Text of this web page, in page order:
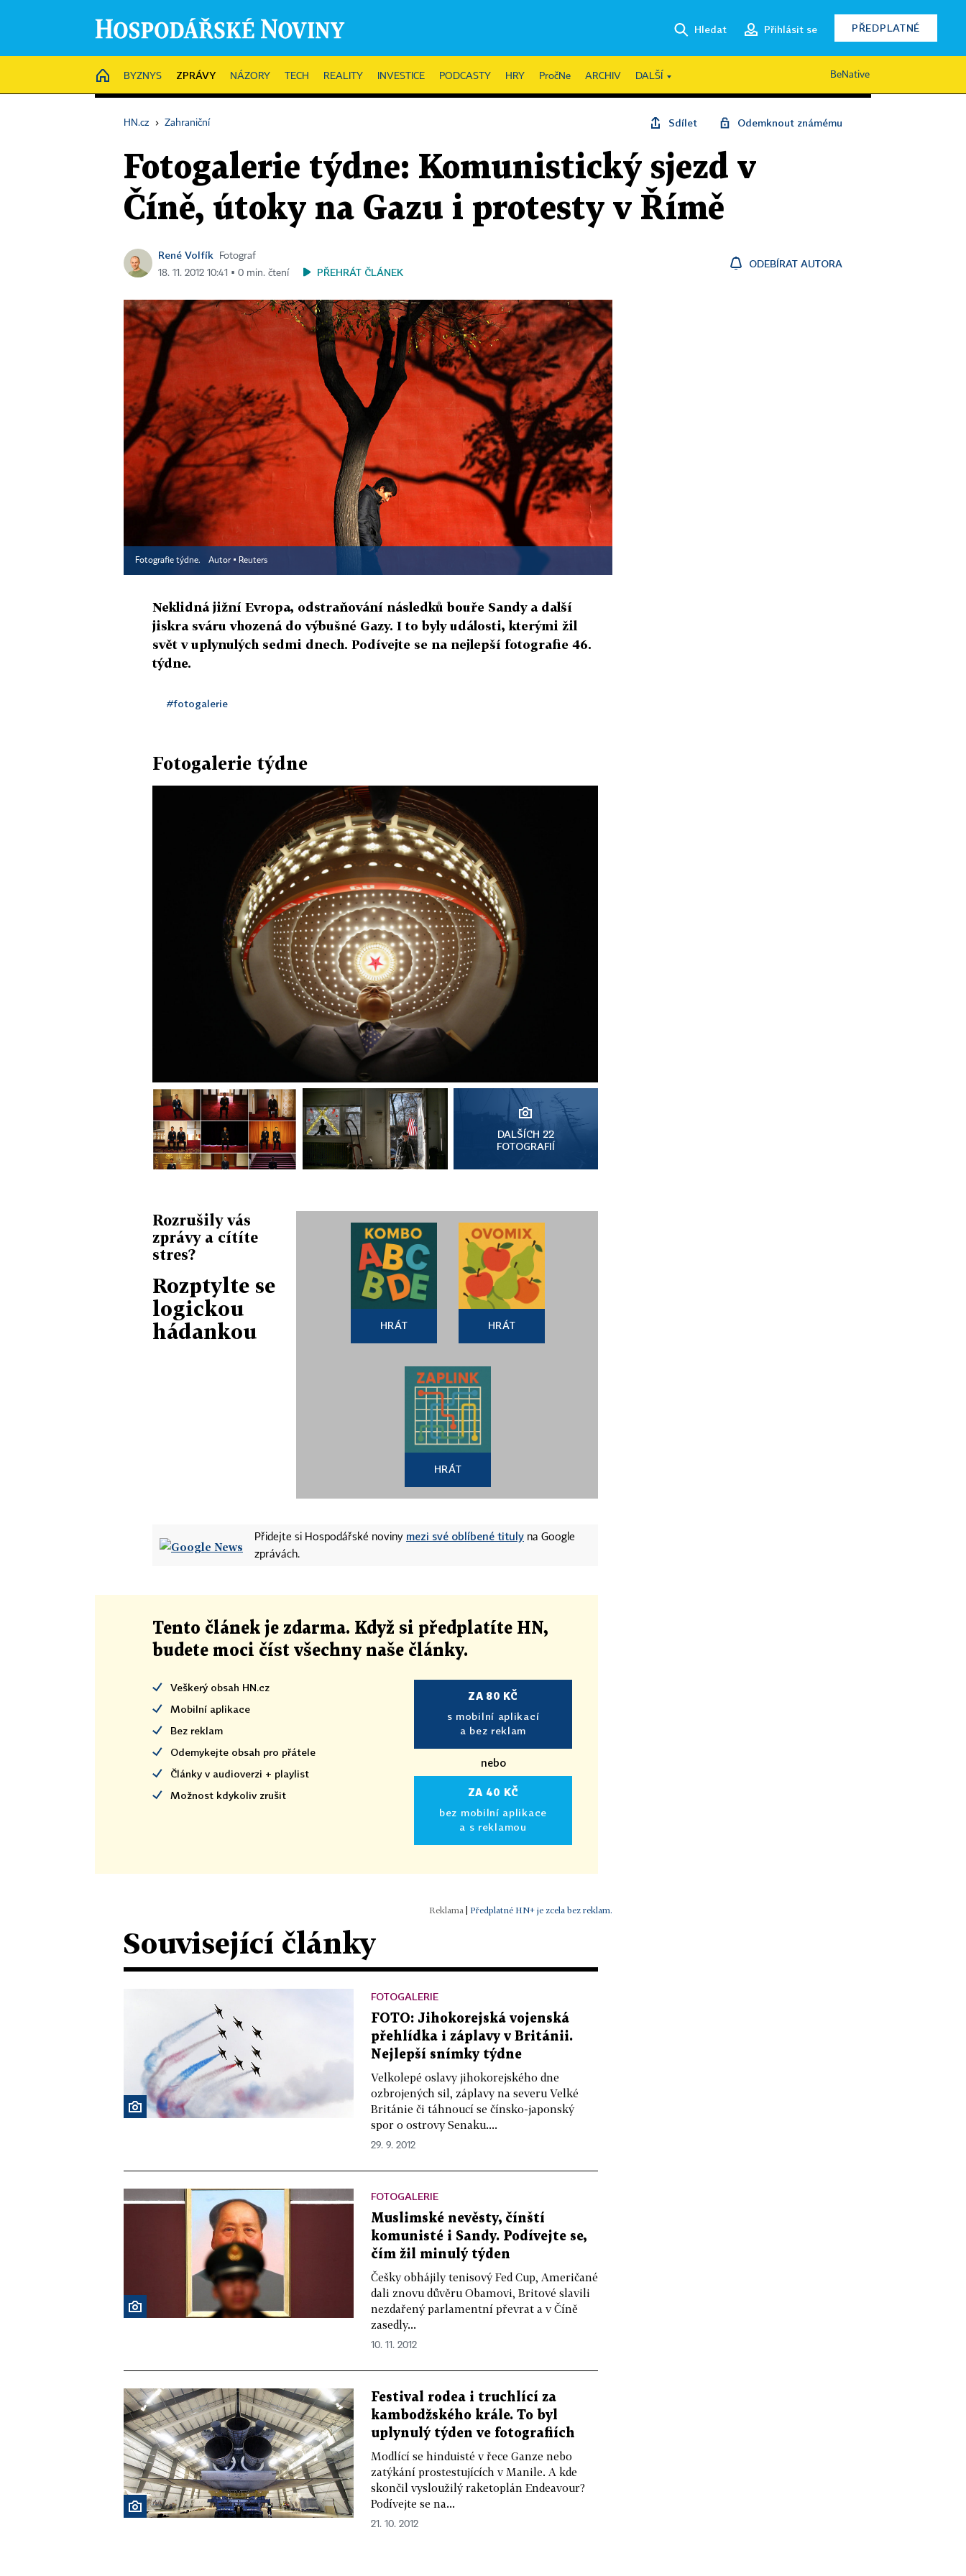
Hledat Přihlásit se PŘEDPLATNÉ
HOME
BYZNYS ZPRÁVY NÁZORY TECH REALITY INVESTICE PODCASTY HRY PročNe ARCHIV DALŠÍ BeNative
HN.cz › Zahraniční Sdílet Odemknout známému
Fotogalerie týdne: Komunistický sjezd v
Číně, útoky na Gazu i protesty v Římě
René Volfík
Fotograf
18. 11. 2012 10:41 ▪ 0 min. čtení
PŘEHRÁT ČLÁNEK
ODEBÍRAT AUTORA
Fotografie týdne. Autor ▪ Reuters
Neklidná jižní Evropa, odstraňování následků bouře Sandy a další
jiskra sváru vhozená do výbušné Gazy. I to byly události, kterými žil
svět v uplynulých sedmi dnech. Podívejte se na nejlepší fotografie 46.
týdne.
#fotogalerie
Fotogalerie týdne
DALŠÍCH 22
FOTOGRAFIÍ
Rozrušily vás
zprávy a cítíte
stres?
Rozptylte se
logickou
hádankou
HRÁT HRÁT
HRÁT
Přidejte si Hospodářské noviny mezi své oblíbené tituly na Google
zprávách.
Tento článek je zdarma. Když si předplatíte HN,
budete moci číst všechny naše články.
Veškerý obsah HN.cz
Mobilní aplikace
Bez reklam
Odemykejte obsah pro přátele
Články v audioverzi + playlist
Možnost kdykoliv zrušit
ZA 80 KČ
s mobilní aplikací
a bez reklam
nebo
ZA 40 KČ
bez mobilní aplikace
a s reklamou
| Předplatné HN+ je zcela bez reklam.
Související články
FOTOGALERIE
FOTO: Jihokorejská vojenská
přehlídka i záplavy v Británii.
Nejlepší snímky týdne
Velkolepé oslavy jihokorejského dne
ozbrojených sil, záplavy na severu Velké
Británie či táhnoucí se čínsko-japonský
spor o ostrovy Senaku....
29. 9. 2012
FOTOGALERIE
Muslimské nevěsty, čínští
komunisté i Sandy. Podívejte se,
čím žil minulý týden
Češky obhájily tenisový Fed Cup, Američané
dali znovu důvěru Obamovi, Britové slavili
nezdařený parlamentní převrat a v Číně
zasedly...
10. 11. 2012
Festival rodea i truchlící za
kambodžského krále. To byl
uplynulý týden ve fotografiích
Modlící se hinduisté v řece Ganze nebo
zatýkání prostestujících v Manile. A kde
skončil vysloužilý raketoplán Endeavour?
Podívejte se na...
21. 10. 2012